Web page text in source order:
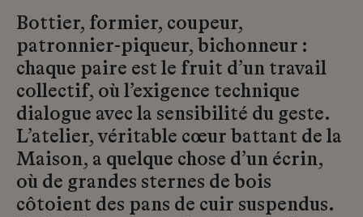
Bottier, formier, coupeur,
patronnier-piqueur, bichonneur :
chaque paire est le fruit d’un travail
collectif, où l’exigence technique
dialogue avec la sensibilité du geste.
L’atelier, véritable cœur battant de la
Maison, a quelque chose d’un écrin,
où de grandes sternes de bois
côtoient des pans de cuir suspendus.